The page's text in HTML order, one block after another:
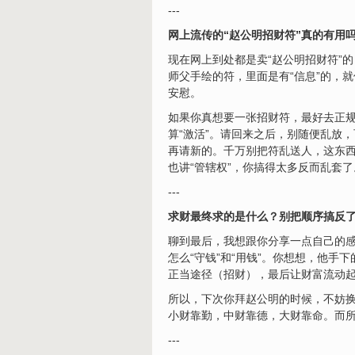
---
网上流传的“赵公明招财符”真的有用
现在网上到处都是卖“赵公明招财符”
师父手绘的符，里面是有“信息”的，
安慰。
如果你真想要一张招财符，最好去正
算“激活”。请回来之后，别随便乱放
再请新的。千万别把符乱送人，这东
也讲“管辖权”，你搞得太多反而乱套
---
求财最终求的是什么？别把顺序搞反
聊到最后，我想跟你分享一点自己的
怎么“守钱”和“用钱”。你想想，他手
正当途径（招财），最后让财富流动
所以，下次你拜赵公明的时候，不妨
小财靠勤，中财靠德，大财靠命。而
---